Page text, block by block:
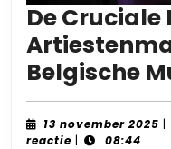
De Cruciale
Belgische
13 november 2025 13|
reactie | 08:44